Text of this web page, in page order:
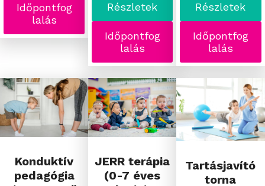
Időpontfog
lalás
Részletek
Időpontfog
lalás
Részletek
Időpontfog
lalás
Konduktív
pedagógia
JERR terápia
(0-7 éves
Tartásjavító
torna